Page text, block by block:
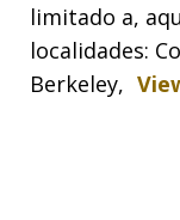
limitado a,
localidades:
Berkeley,